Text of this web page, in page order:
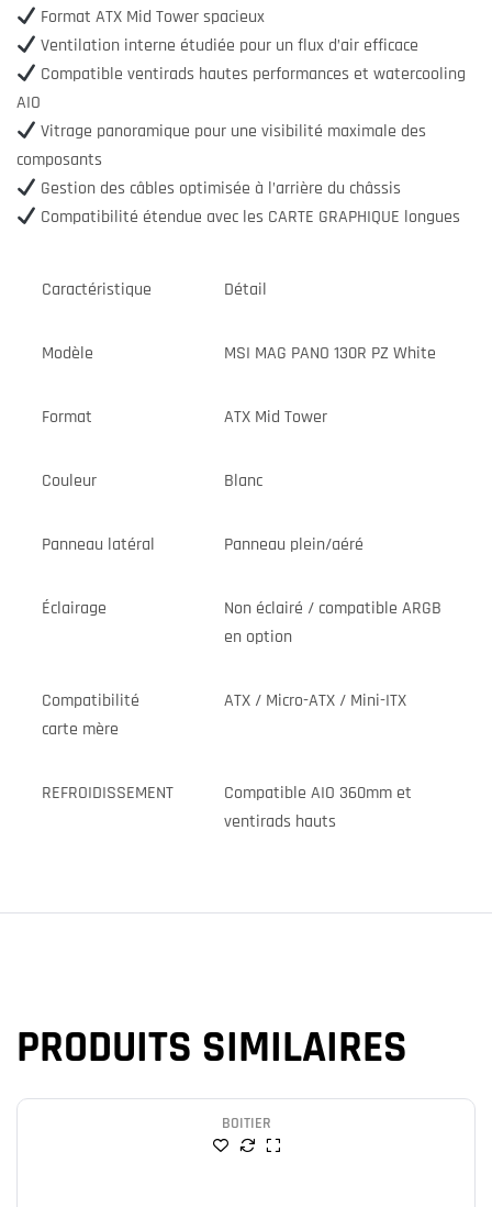
Format ATX Mid Tower spacieux
Ventilation interne étudiée pour un flux d’air efficace
Compatible ventirads hautes performances et watercooling
AIO
Vitrage panoramique pour une visibilité maximale des
composants
Gestion des câbles optimisée à l’arrière du châssis
Compatibilité étendue avec les CARTE GRAPHIQUE longues
Caractéristique Détail
Modèle MSI MAG PANO 130R PZ White
Format ATX Mid Tower
Couleur Blanc
Panneau latéral Panneau plein/aéré
Éclairage
Non éclairé / compatible ARGB
en option
Compatibilité
carte mère
ATX / Micro-ATX / Mini-ITX
REFROIDISSEMENT
Compatible AIO 360mm et
ventirads hauts
PRODUITS SIMILAIRES
BOITIER